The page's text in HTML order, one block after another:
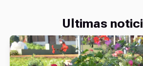
Ultimas